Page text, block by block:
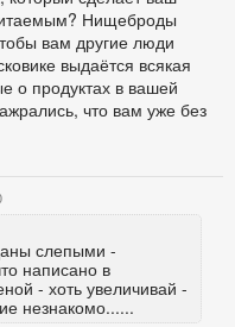
Нищеброды
вам другие люди
выдаётся всякая
о продуктах в вашей
что вам уже без
слепыми -
написано в
- хоть увеличивай -
незнакомо......